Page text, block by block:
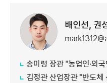
배인선, 권
송미령 장관 "농업인·외국인 노동
김정관 산업장관 "반도체 산업, 빠